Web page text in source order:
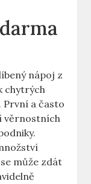
nápoj z
chytrých
a často
věrnostních
může zdát